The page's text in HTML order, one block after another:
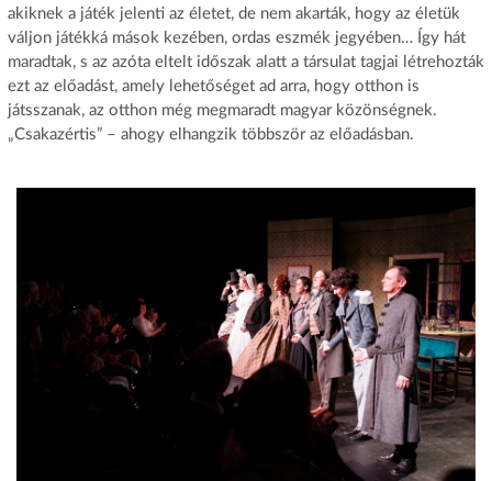
akiknek a játék jelenti az életet, de nem akarták, hogy az életük
váljon játékká mások kezében, ordas eszmék jegyében… Így hát
maradtak, s az azóta eltelt időszak alatt a társulat tagjai létrehozták
ezt az előadást, amely lehetőséget ad arra, hogy otthon is
játsszanak, az otthon még megmaradt magyar közönségnek.
„Csakazértis” – ahogy elhangzik többször az előadásban.